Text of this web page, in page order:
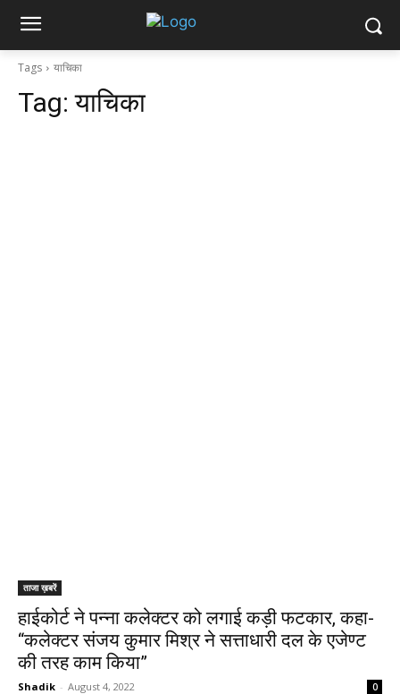
Tags याचिका
Tag:याचिका
ताजा ख़बरें
हाईकोर्ट ने पन्ना कलेक्टर को लगाई कड़ी फटकार, कहा-
“कलेक्टर संजय कुमार मिश्र ने सत्ताधारी दल के एजेण्ट
की तरह काम किया”
Shadik - August 4, 2022 0